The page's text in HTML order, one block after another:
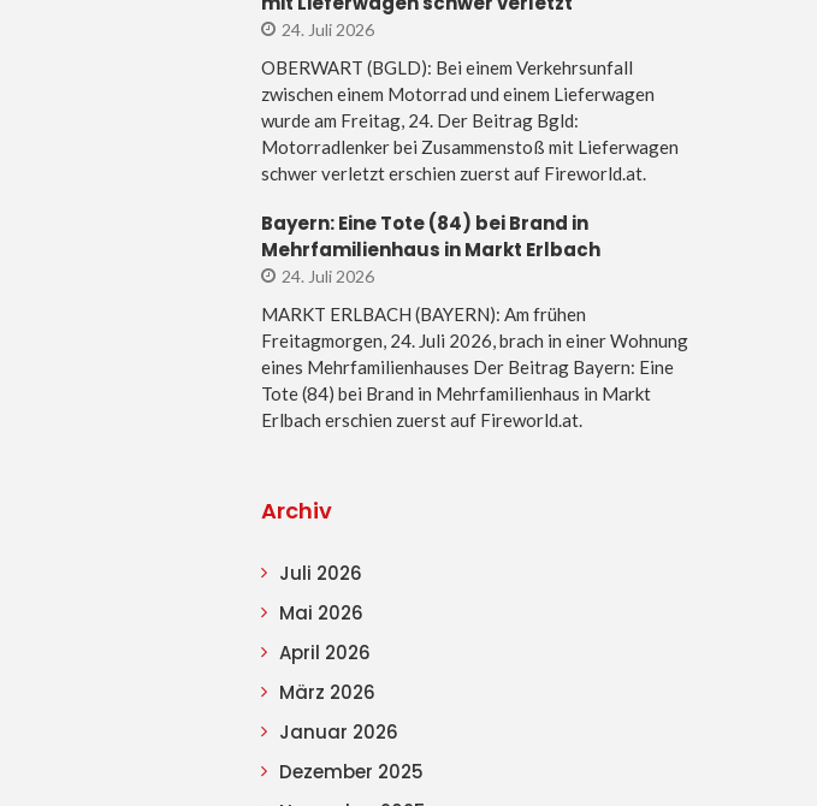
24. Juli 2026
OBERWART (BGLD): Bei einem Verkehrsunfall
zwischen einem Motorrad und einem Lieferwagen
wurde am Freitag, 24. Der Beitrag Bgld:
Motorradlenker bei Zusammenstoß mit Lieferwagen
schwer verletzt erschien zuerst auf Fireworld.at.
Bayern: Eine Tote (84) bei Brand in
Mehrfamilienhaus in Markt Erlbach
24. Juli 2026
MARKT ERLBACH (BAYERN): Am frühen
Freitagmorgen, 24. Juli 2026, brach in einer Wohnung
eines Mehrfamilienhauses Der Beitrag Bayern: Eine
Tote (84) bei Brand in Mehrfamilienhaus in Markt
Erlbach erschien zuerst auf Fireworld.at.
Archiv
Juli 2026
Mai 2026
April 2026
März 2026
Januar 2026
Dezember 2025